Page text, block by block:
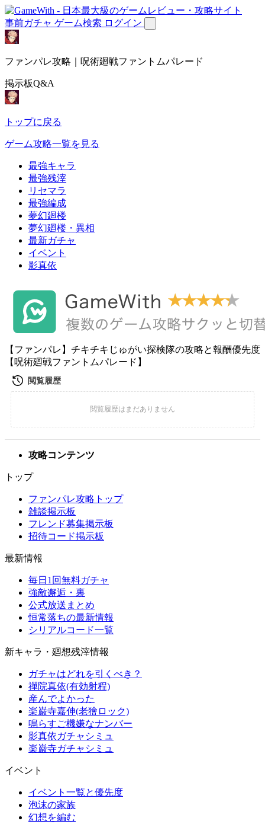
事前ガチャ ゲーム検索 ログイン
ファンパレ攻略｜呪術廻戦ファントムパレード
掲示板Q&A
トップに戻る
ゲーム攻略一覧を見る
最強キャラ
最強残滓
リセマラ
最強編成
夢幻廻楼
夢幻廻楼・異相
最新ガチャ
イベント
影真依
【ファンパレ】チキチキじゅがい探検隊の攻略と報酬優先度
【呪術廻戦ファントムパレード】
攻略コンテンツ
トップ
ファンパレ攻略トップ
雑談掲示板
フレンド募集掲示板
招待コード掲示板
最新情報
毎日1回無料ガチャ
強敵邂逅・裏
公式放送まとめ
恒常落ちの最新情報
シリアルコード一覧
新キャラ・廻想残滓情報
ガチャはどれを引くべき？
禪院真依(有効射程)
産んでよかった
楽巌寺嘉伸(老獪ロック)
鳴らすご機嫌なナンバー
影真依ガチャシミュ
楽巌寺ガチャシミュ
イベント
イベント一覧と優先度
泡沫の家族
幻想を編む